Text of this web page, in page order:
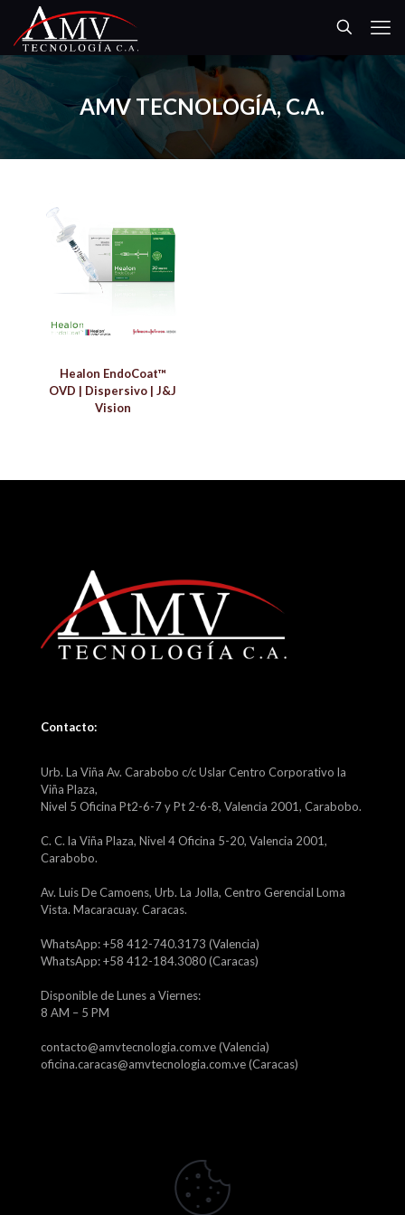
AMV TECNOLOGÍA, C.A.
Healon EndoCoat™
OVD | Dispersivo | J&J
Vision
Contacto:
Urb. La Viña Av. Carabobo c/c Uslar Centro Corporativo la
Viña Plaza,
Nivel 5 Oficina Pt2-6-7 y Pt 2-6-8, Valencia 2001, Carabobo.
C. C. la Viña Plaza, Nivel 4 Oficina 5-20, Valencia 2001,
Carabobo.
Av. Luis De Camoens, Urb. La Jolla, Centro Gerencial Loma
Vista. Macaracuay. Caracas.
WhatsApp: +58 412-740.3173 (Valencia)
WhatsApp: +58 412-184.3080 (Caracas)
Disponible de Lunes a Viernes:
8 AM – 5 PM
contacto@amvtecnologia.com.ve (Valencia)
oficina.caracas@amvtecnologia.com.ve (Caracas)